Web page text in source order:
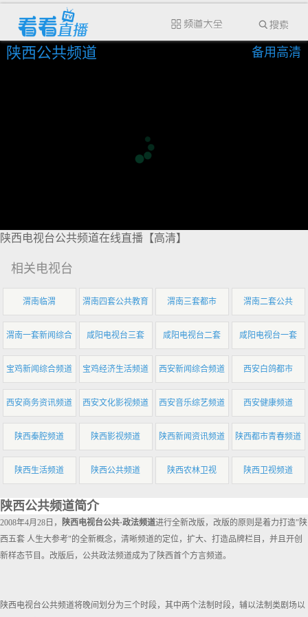
陕西公共频道 备用高清
陕西电视台公共频道在线直播【高清】
相关电视台
渭南临渭 渭南四套公共教育 渭南三套都市 渭南二套公共
渭南一套新闻综合 咸阳电视台三套 咸阳电视台二套 咸阳电视台一套
宝鸡新闻综合频道 宝鸡经济生活频道 西安新闻综合频道 西安白鸽都市
西安商务资讯频道 西安文化影视频道 西安音乐综艺频道 西安健康频道
陕西秦腔频道 陕西影视频道 陕西新闻资讯频道 陕西都市青春频道
陕西生活频道 陕西公共频道 陕西农林卫视 陕西卫视频道
陕西公共频道简介
2008年4月28日， 陕西电视台公共·政法频道进行全新改版，改版的原则是着力打造"陕
西五套 人生大参考"的全新概念，清晰频道的定位，扩大、打造品牌栏目，并且开创
新样态节目。改版后，公共政法频道成为了陕西首个方言频道。
陕西电视台公共频道将晚间划分为三个时段，其中两个法制时段，辅以法制类剧场以